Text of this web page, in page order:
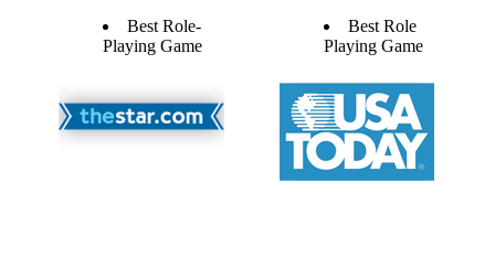
Best Role-
Playing Game
Best Role
Playing Game